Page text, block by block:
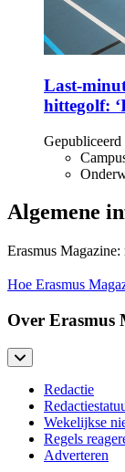
Last-
hittegolf:
Gepubliceerd
Algemene
Erasmus
Hoe Erasmus
Over Erasmus
Redactie
Wekelijkse
Regels
Adverteren